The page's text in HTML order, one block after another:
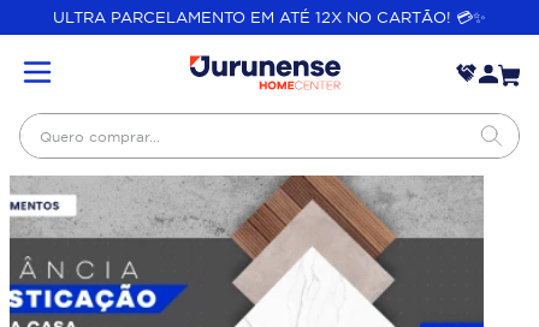
ULTRA PARCELAMENTO EM ATÉ 12X NO CARTÃO! 💳✨
Quero comprar...